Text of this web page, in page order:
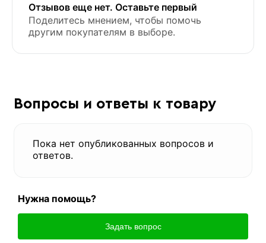
Отзывов еще нет. Оставьте первый
Поделитесь мнением, чтобы помочь
другим покупателям в выборе.
Вопросы и ответы к товару
Пока нет опубликованных вопросов и
ответов.
Нужна помощь?
Задать вопрос